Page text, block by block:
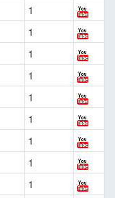
1
1
1
1
1
1
1
1
1